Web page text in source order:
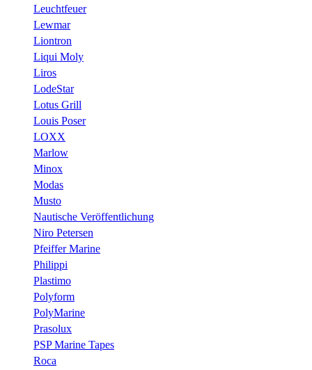
Leuchtfeuer
Lewmar
Liontron
Liqui Moly
Liros
LodeStar
Lotus Grill
Louis Poser
LOXX
Marlow
Minox
Modas
Musto
Nautische Veröffentlichung
Niro Petersen
Pfeiffer Marine
Philippi
Plastimo
Polyform
PolyMarine
Prasolux
PSP Marine Tapes
Roca